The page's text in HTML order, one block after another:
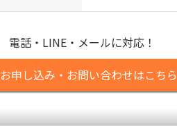
電話・LINE・メールに対応！
お申し込み・お問い合わせはこちら